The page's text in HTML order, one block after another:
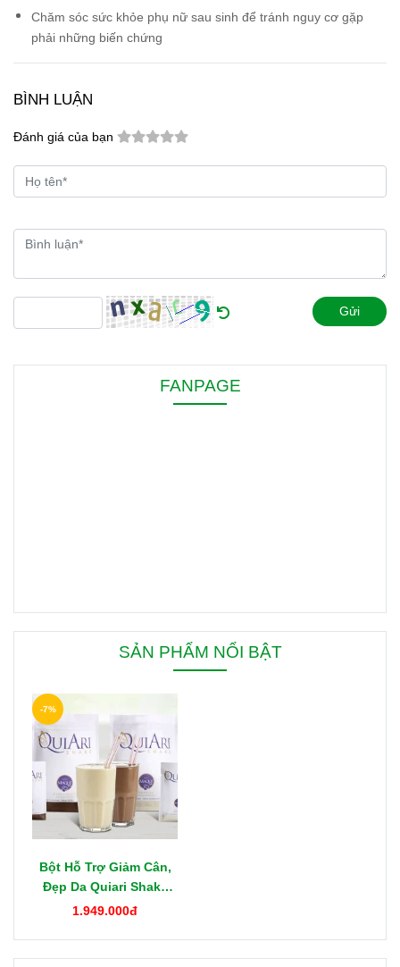
Chăm sóc sức khỏe phụ nữ sau sinh để tránh nguy cơ gặp
phải những biến chứng
BÌNH LUẬN
Đánh giá của bạn
Gửi
FANPAGE
SẢN PHẨM NỔI BẬT
Bột Hỗ Trợ Giảm Cân,
Đẹp Da Quiari Shake
1000g Mỹ
1.949.000đ
-7%